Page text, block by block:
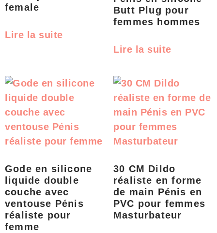
female
Lire la suite
Butt Plug pour
femmes hommes
Lire la suite
Gode en silicone
liquide double
couche avec
ventouse Pénis
réaliste pour
femme
30 CM Dildo
réaliste en forme
de main Pénis en
PVC pour femmes
Masturbateur